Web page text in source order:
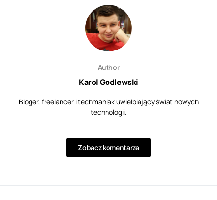
Author
Karol Godlewski
Bloger, freelancer i techmaniak uwielbiający świat nowych
technologii.
Zobacz komentarze